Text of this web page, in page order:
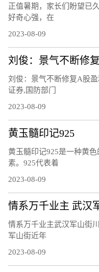
正值暑期，家长们盼望已
好奇心强，在
2023-08-09
刘俊：景气不断修复A股
证券,国防部门
2023-08-09
黄玉髓印记925
黄玉髓印记925是一种黄
素。925代表着
2023-08-09
情系万千业主武汉军山街
军山街近年
2023-08-09